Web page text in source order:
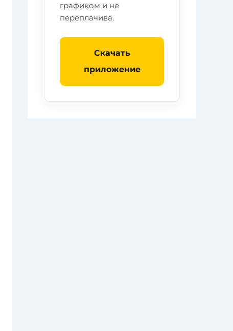
графиком и не
переплачива.
Скачать
приложение